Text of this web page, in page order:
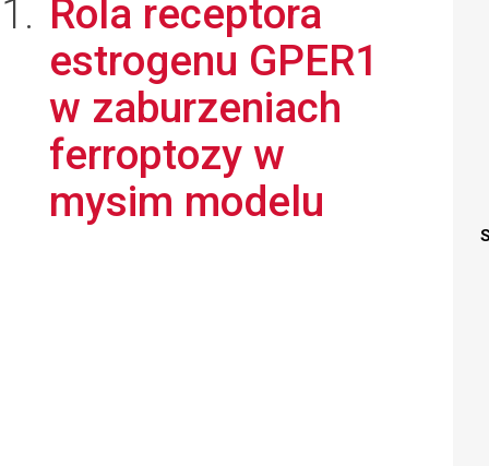
Rola receptora
estrogenu GPER1
w zaburzeniach
ferroptozy w
mysim modelu